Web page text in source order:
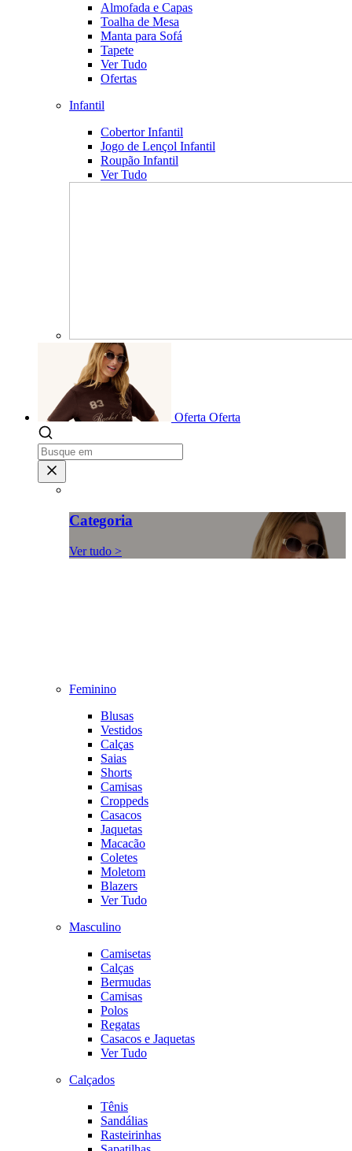
Almofada e Capas
Toalha de Mesa
Manta para Sofá
Tapete
Ver Tudo
Ofertas
Infantil
Cobertor Infantil
Jogo de Lençol Infantil
Roupão Infantil
Ver Tudo
Oferta Oferta
Categoria
Ver tudo >
Feminino
Blusas
Vestidos
Calças
Saias
Shorts
Camisas
Croppeds
Casacos
Jaquetas
Macacão
Coletes
Moletom
Blazers
Ver Tudo
Masculino
Camisetas
Calças
Bermudas
Camisas
Polos
Regatas
Casacos e Jaquetas
Ver Tudo
Calçados
Tênis
Sandálias
Rasteirinhas